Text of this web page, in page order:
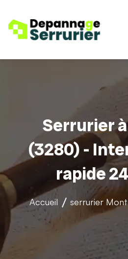
Serrurier
(3280) -
rapide
Accueil serrurier